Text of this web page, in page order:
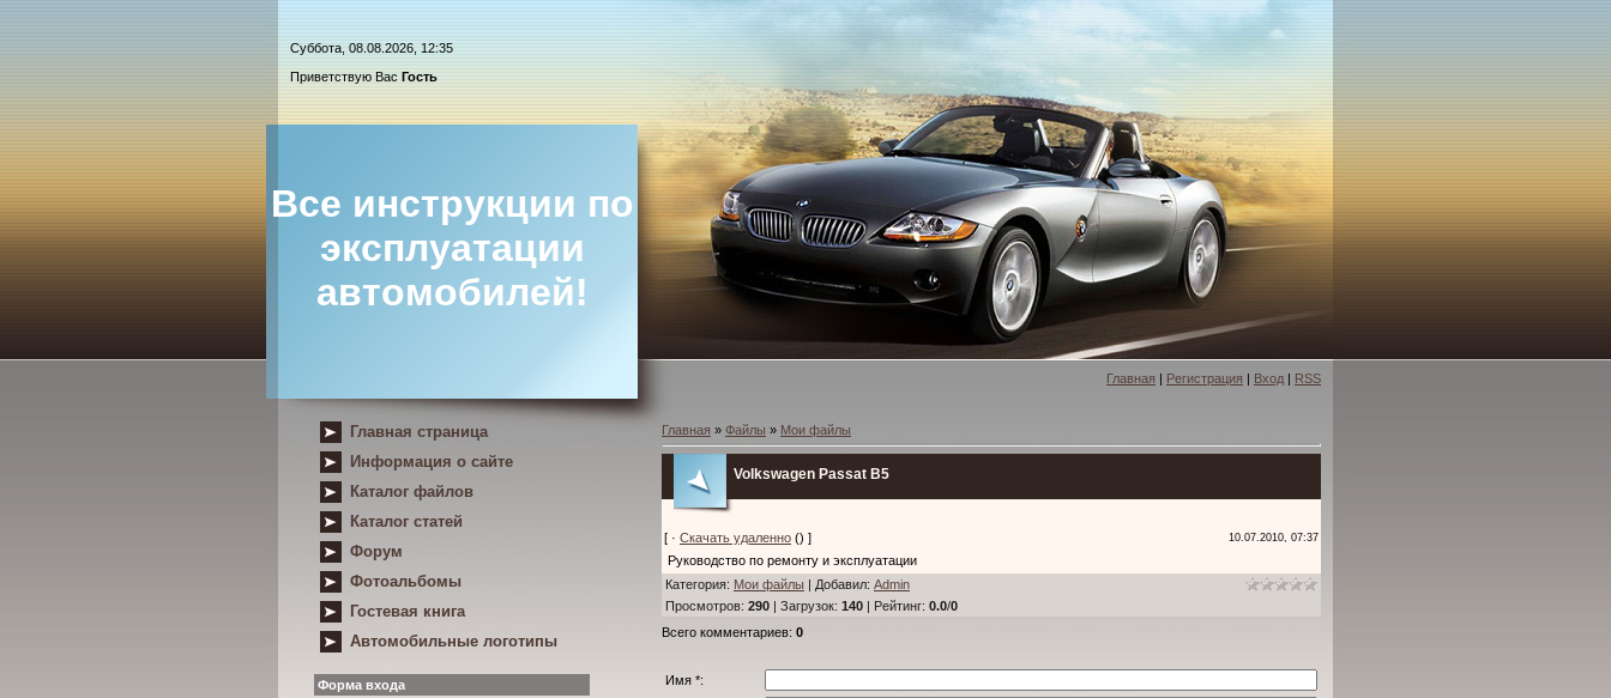
Суббота, 08.08.2026, 12:35
Приветствую Вас Гость
Все инструкции по
эксплуатации
автомобилей!
Главная | Регистрация | Вход | RSS
Главная страница
Информация о сайте
Каталог файлов
Каталог статей
Форум
Фотоальбомы
Гостевая книга
Автомобильные логотипы
Форма входа
Главная » Файлы » Мои файлы
Volkswagen Passat B5
[ · Скачать удаленно () ] 10.07.2010, 07:37
Руководство по ремонту и эксплуатации
Категория: Мои файлы | Добавил: Admin
Просмотров: 290 | Загрузок: 140 | Рейтинг: 0.0/0
Всего комментариев: 0
Имя *: